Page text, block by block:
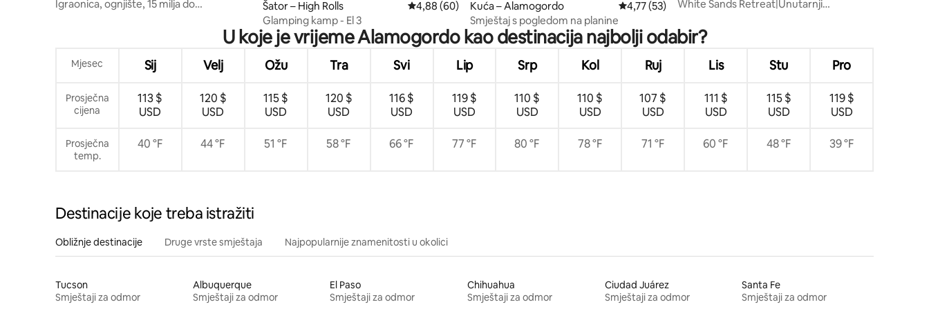
Igraonica, ognjište, 15 milja do
Šator – High Rolls Prosječna ocjena: 4,88/5, recenzija: 60
4,88 (60)
Glamping kamp - El 3
Kuća – Alamogordo Prosječna ocjena: 4,77/5, recenzija: 53
4,77 (53)
Smještaj s pogledom na planine
White Sands Retreat|Unutarnji
U koje je vrijeme Alamogordo kao destinacija najbolji odabir?
Mjesec Sij Velj Ožu Tra Svi Lip Srp Kol Ruj Lis Stu Pro
Prosječna
cijena
113 $
USD
120 $
USD
115 $
USD
120 $
USD
116 $
USD
119 $
USD
110 $
USD
110 $
USD
107 $
USD
111 $
USD
115 $
USD
119 $
USD
Prosječna
temp.
40 °F 44 °F 51 °F 58 °F 66 °F 77 °F 80 °F 78 °F 71 °F 60 °F 48 °F 39 °F
Destinacije koje treba istražiti
Obližnje destinacije Druge vrste smještaja Najpopularnije znamenitosti u okolici
Tucson
Smještaji za odmor
Albuquerque
Smještaji za odmor
El Paso
Smještaji za odmor
Chihuahua
Smještaji za odmor
Ciudad Juárez
Smještaji za odmor
Santa Fe
Smještaji za odmor